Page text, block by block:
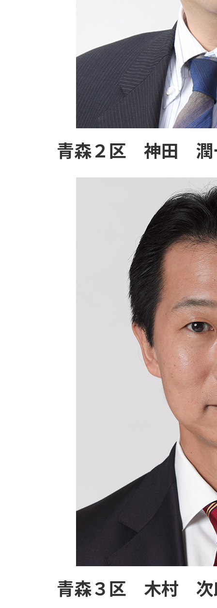
青森２区 神田 潤
青森３区 木村 次